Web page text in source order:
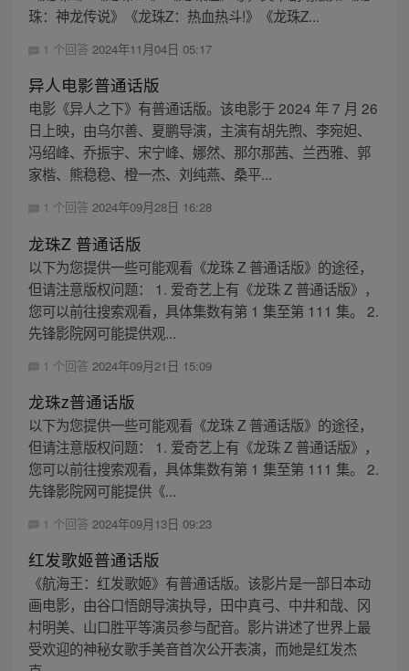
珠：神龙传说》《龙珠Z：热血热斗!》《龙珠Z...
1 个回答 2024年11月04日 05:17
异人电影普通话版
电影《异人之下》有普通话版。该电影于 2024 年 7 月 26
日上映，由乌尔善、夏鹏导演，主演有胡先煦、李宛妲、
冯绍峰、乔振宇、宋宁峰、娜然、那尔那茜、兰西雅、郭
家楷、熊稳稳、橙一杰、刘纯燕、桑平...
1 个回答 2024年09月28日 16:28
龙珠Z 普通话版
以下为您提供一些可能观看《龙珠 Z 普通话版》的途径，
但请注意版权问题： 1. 爱奇艺上有《龙珠 Z 普通话版》，
您可以前往搜索观看，具体集数有第 1 集至第 111 集。 2.
先锋影院网可能提供观...
1 个回答 2024年09月21日 15:09
龙珠z普通话版
以下为您提供一些可能观看《龙珠 Z 普通话版》的途径，
但请注意版权问题： 1. 爱奇艺上有《龙珠 Z 普通话版》，
您可以前往搜索观看，具体集数有第 1 集至第 111 集。 2.
先锋影院网可能提供《...
1 个回答 2024年09月13日 09:23
红发歌姬普通话版
《航海王：红发歌姬》有普通话版。该影片是一部日本动
画电影，由谷口悟朗导演执导，田中真弓、中井和哉、冈
村明美、山口胜平等演员参与配音。影片讲述了世界上最
受欢迎的神秘女歌手美音首次公开表演，而她是红发杰